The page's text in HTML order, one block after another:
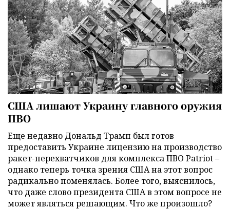
США лишают Украину главного оружия
ПВО
Еще недавно Дональд Трамп был готов
предоставить Украине лицензию на производство
ракет-перехватчиков для комплекса ПВО Patriot –
однако теперь точка зрения США на этот вопрос
радикально поменялась. Более того, выяснилось,
что даже слово президента США в этом вопросе не
может являться решающим. Что же произошло?